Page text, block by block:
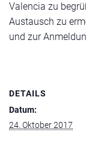
Valencia zu
Austausch zu
und zur
DETAILS
Datum:
24. Oktober 2017